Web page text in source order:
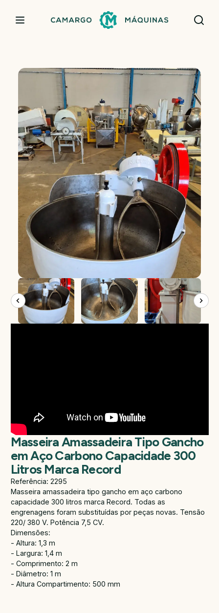
Masseira Amassadeira Tipo Gancho
em Aço Carbono Capacidade 300
Litros Marca Record
Referência: 2295
Masseira amassadeira tipo gancho em aço carbono
capacidade 300 litros marca Record. Todas as
engrenagens foram substituídas por peças novas. Tensão
220/ 380 V. Potência 7,5 CV.
Dimensões:
- Altura: 1,3 m
- Largura: 1,4 m
- Comprimento: 2 m
- Diâmetro: 1 m
- Altura Compartimento: 500 mm